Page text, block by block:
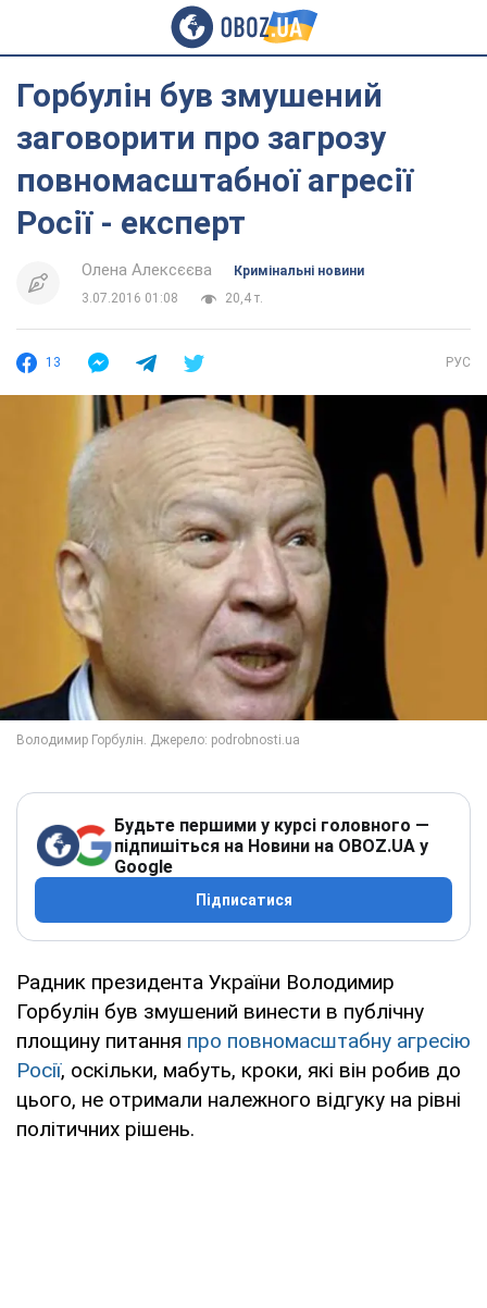
Горбулін був змушений
заговорити про загрозу
повномасштабної агресії
Росії - експерт
Олена Алексєєва
Кримінальні новини
3.07.2016 01:08
20,4 т.
13 РУС
Будьте першими у курсі головного —
підпишіться на Новини на OBOZ.UA у
Google
Підписатися
Радник президента України Володимир
Горбулін був змушений винести в публічну
площину питання про повномасштабну агресію
Росії, оскільки, мабуть, кроки, які він робив до
цього, не отримали належного відгуку на рівні
політичних рішень.